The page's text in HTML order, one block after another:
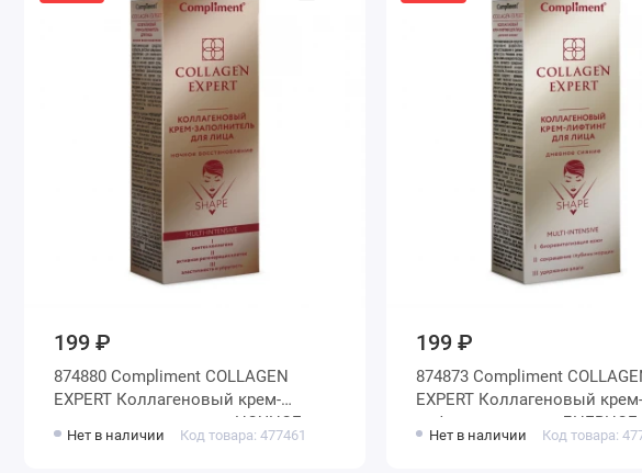
199 ₽
874880 Compliment COLLAGEN
EXPERT Коллагеновый крем-
заполнитель для лица НОЧНОЕ
ВОССТАНОВЛЕНИЕ, 50мл
Нет в наличии Код товара: 477461
199 ₽
874873 Compliment
EXPERT Коллагеновый крем-
лифтинг для лица ДНЕВНОЕ
СИЯНИЕ, 50мл
Нет в наличии Код товара: